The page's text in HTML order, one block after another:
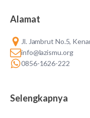
Alamat
Jl. Jambrut No.5,
info@lazismu.org
0856-1626-222
Selengkapnya